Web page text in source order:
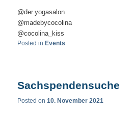
@der.yogasalon
@madebycocolina
@cocolina_kiss
Posted in Events
Sachspendensuche
Posted on10. November 2021